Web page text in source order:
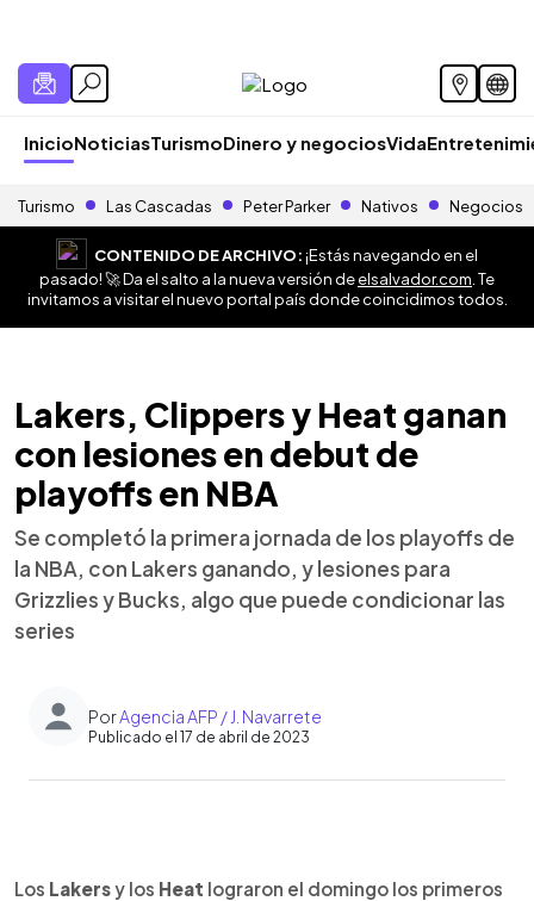
InicioNoticiasTurismoDinero y negociosVida
Turismo Las Cascadas Peter Parker Nativos Negocios
CONTENIDO DE ARCHIVO:¡Estás navegando en el
pasado! 🚀 Da el salto a la nueva versión deelsalvador.com . Te
invitamos a visitar el nuevo portal país donde coincidimos todos.
Lakers, Clippers y Heat ganan
con lesiones en debut de
playoffs en NBA
Se completó la primera jornada de los playoffs de
la NBA, con Lakers ganando, y lesiones para
Grizzlies y Bucks, algo que puede condicionar las
series
PorAgencia AFP / J. Navarrete
Publicado el 17 de abril de 2023
► Escuchar artículo
Los Lakersy los Heat lograron el domingo los primeros